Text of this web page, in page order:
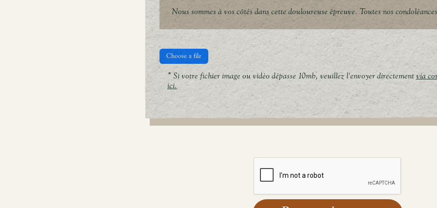
Nous sommes à vos côtés dans cette douloureuse épreuve. Toutes nos
Choose a file
* Si votre fichier image ou vidéo dépasse 10mb, veuillez l'envoyer directement via
ici.